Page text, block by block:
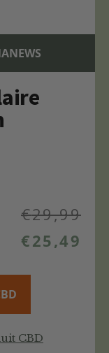
€29,99
€25,49
CBD